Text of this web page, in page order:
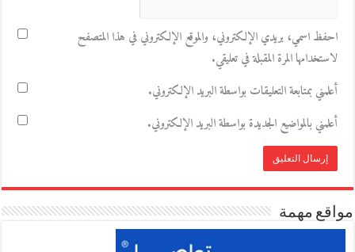
احفظ اسمي، بريدي الإلكتروني، والموقع الإلكتروني في هذا المتصفح
لاستخدامها المرة المقبلة في تعليقي.
أعلمني بمتابعة التعليقات بواسطة البريد الإلكتروني.
أعلمني بالمواضيع الجديدة بواسطة البريد الإلكتروني.
مواقع مهمة